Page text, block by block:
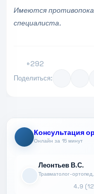
Имеются
специалиста.
+292
Поделиться:
Консультация
Онлайн за 15 минут
Леонтьев В.С.
Травматолог-
4.9